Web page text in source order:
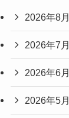
2026年8月
2026年7月
2026年6月
2026年5月